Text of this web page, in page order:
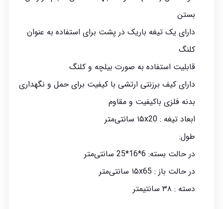
بستن
دارای یک تیغه باریک در پشت برای استفاده به عنوان
کلنگ
قابلیت استفاده به صورت بیلچه و کلنگ
دارای کیف برزنتی ارتشی با کیفیت برای حمل و نگهداری
بدنه فلزی باکیفیت و مقاوم
ابعاد تیغه : ۱۵x20 سانتی‌متر
طول:
در حالت بسته: 6*16*25 سانتی‌متر
در حالت باز : ۱۵x65 سانتی‌متر
دسته : ۳۸ سانتیمتر